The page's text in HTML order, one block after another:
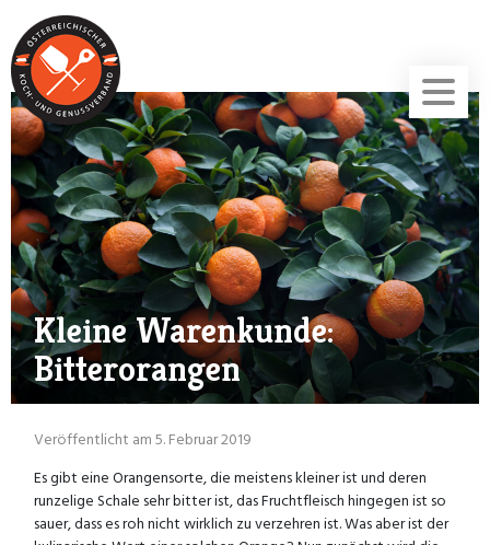
Kleine Warenkunde:
Bitterorangen
Veröffentlicht am 5. Februar 2019
Es gibt eine Orangensorte, die meistens kleiner ist und deren
runzelige Schale sehr bitter ist, das Fruchtfleisch hingegen ist so
sauer, dass es roh nicht wirklich zu verzehren ist. Was aber ist der